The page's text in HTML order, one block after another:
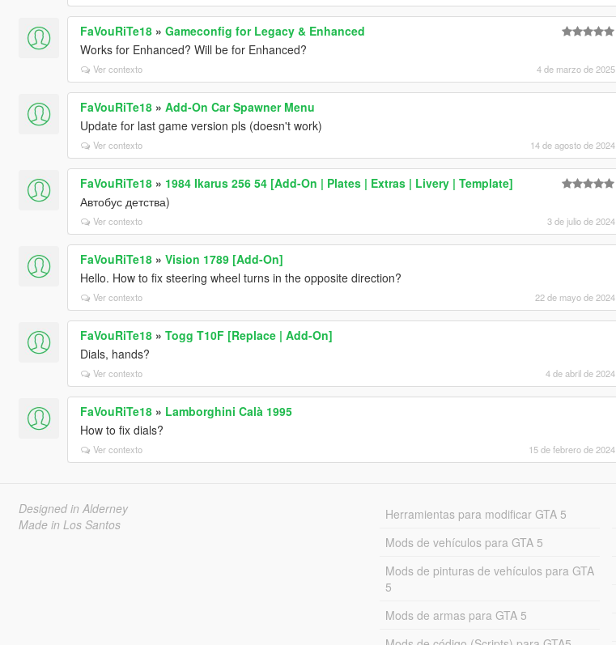
FaVouRiTe18» Gameconfig for Legacy & Enhanced
Works for Enhanced? Will be for Enhanced?
Ver contexto 4 de marzo de 2025
FaVouRiTe18» Add-On Car Spawner Menu
Update for last game version pls (doesn't work)
Ver contexto 14 de agosto de 2024
FaVouRiTe18» 1984 Ikarus 256 54 [Add-On | Plates | Extras | Livery | Template]
Автобус детства)
Ver contexto 3 de julio de 2024
FaVouRiTe18» Vision 1789 [Add-On]
Hello. How to fix steering wheel turns in the opposite direction?
Ver contexto 22 de mayo de 2024
FaVouRiTe18» Togg T10F [Replace | Add-On]
Dials, hands?
Ver contexto 4 de abril de 2024
FaVouRiTe18» Lamborghini Calà 1995
How to fix dials?
Ver contexto 15 de febrero de 2024
Designed in Alderney
Made in Los Santos
Herramientas para modificar GTA 5
Mods de vehículos para GTA 5
Mods de pinturas de vehículos para GTA
5
Mods de armas para GTA 5